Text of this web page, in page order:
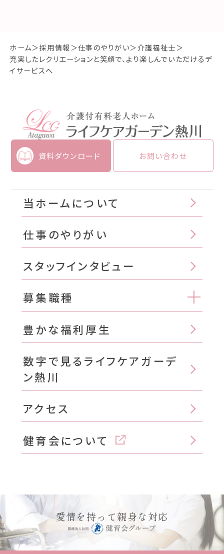
ホーム 採用情報 仕事のやりがい
介護福祉士
充実したレクリエーションと笑顔で、より楽しんでいただけるデ
イサービスへ
資料ダウンロード お問い合わせ
当ホームについて
仕事のやりがい
スタッフインタビュー
募集職種
豊かな福利厚生
数字で見るライフケアガーデ
ン熱川
アクセス
健育会について
愛情を持って親身な対応